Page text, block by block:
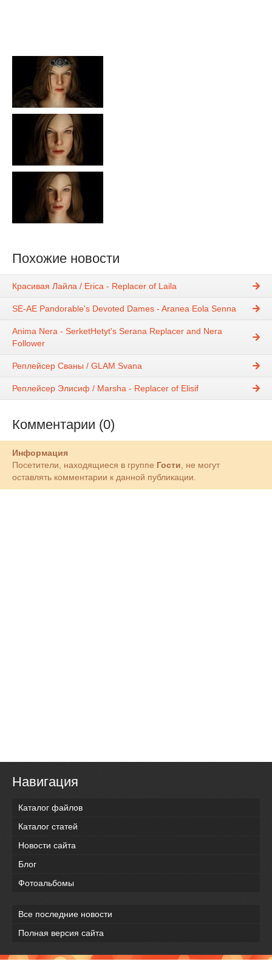
Похожие новости
Красивая Лайла / Erica - Replacer of Laila
SE-AE Pandorable's Devoted Dames - Aranea Eola Senna
Anima Nera - SerketHetyt's Serana Replacer and Nera
Follower
Реплейсер Сваны / GLAM Svana
Реплейсер Элисиф / Marsha - Replacer of Elisif
Комментарии (0)
Информация
Посетители, находящиеся в группе Гости, не могут
оставлять комментарии к данной публикации.
Навигация
Каталог файлов
Каталог статей
Новости сайта
Блог
Фотоальбомы
Все последние новости
Полная версия сайта